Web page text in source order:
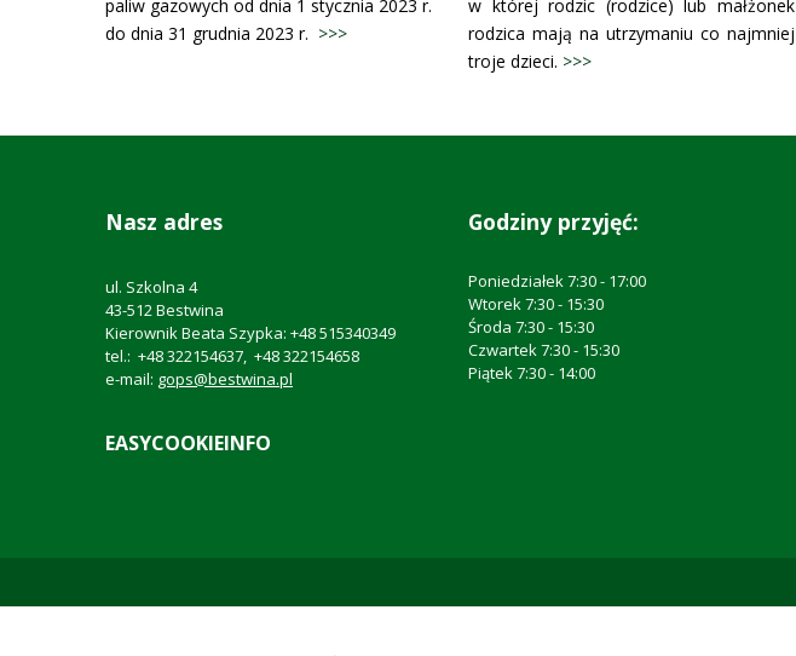
paliw gazowych od dnia 1 stycznia 2023 r.
do dnia 31 grudnia 2023 r. >>>
w której rodzic (rodzice) lub małżonek
rodzica mają na utrzymaniu co najmniej
troje dzieci. >>>
Nasz adres
ul. Szkolna 4
43-512 Bestwina
Kierownik Beata Szypka: +48 515340349
tel.: +48 322154637, +48 322154658
e-mail: gops@bestwina.pl
EASYCOOKIEINFO
Godziny przyjęć:
Poniedziałek 7:30 - 17:00
Wtorek 7:30 - 15:30
Środa 7:30 - 15:30
Czwartek 7:30 - 15:30
Piątek 7:30 - 14:00